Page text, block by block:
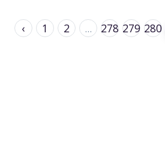
‹ 1 2 ... 278 279 280